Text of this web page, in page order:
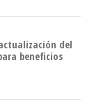
del
beneficios